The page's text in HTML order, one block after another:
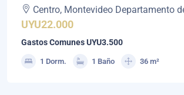
Centro, Montevideo Departamento
UYU22.000
Gastos Comunes UYU3.500
1 Dorm. 1 Baño 36 m²